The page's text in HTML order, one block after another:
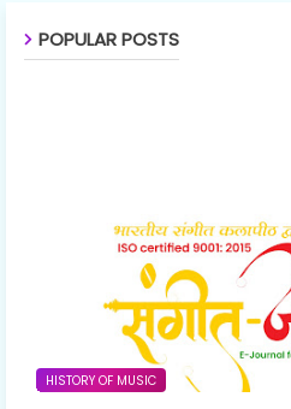
POPULAR POSTS
HISTORY OF MUSIC